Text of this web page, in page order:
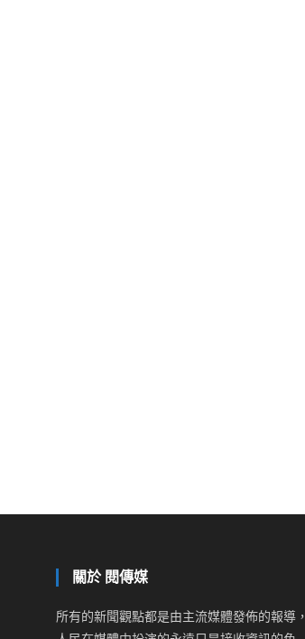
關於 閱傳媒
所有的新聞觀點都是由主流媒體發佈的報導，